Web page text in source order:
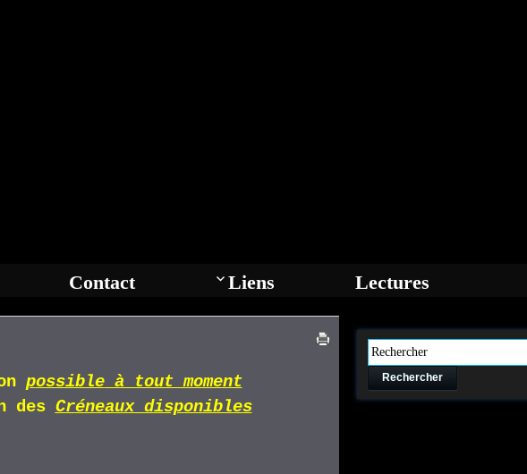
Contact Liens Lectures
possibleà tout moment
des Créneaux disponibles
Rechercher